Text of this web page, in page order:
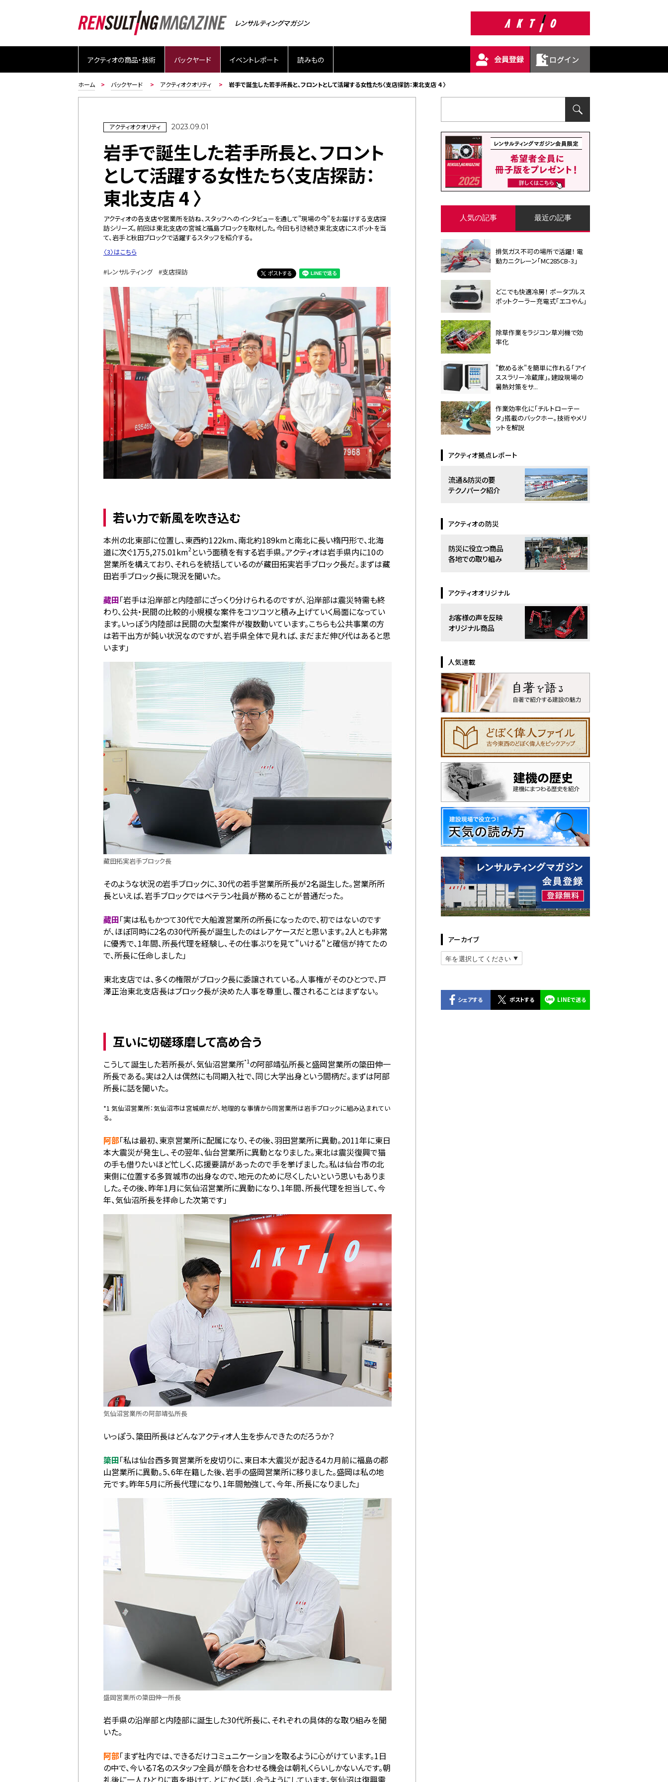
レンサルティングマガジン
アクティオの商品・技術 バックヤード イベントレポート 読みもの
ホーム バックヤード アクティオクオリティ 岩手で誕生した若手所長と、フロントとして活躍する女性たち〈支店探訪：東北支店 4 〉
アクティオクオリティ 2023.09.01
岩手で誕生した若手所長と、フロント
として活躍する女性たち〈支店探訪：
東北支店 4 〉
アクティオの各支店や営業所を訪ね、スタッフへのインタビューを通して"現場の今"をお届けする支店探
訪シリーズ。前回は東北支店の宮城と福島ブロックを取材した。今回も引き続き東北支店にスポットを当
て、岩手と秋田ブロックで活躍するスタッフを紹介する。
〈3〉はこちら
レンサルティング 支店探訪 ポストする
若い力で新風を吹き込む
本州の北東部に位置し、東西約122km、南北約189kmと南北に長い楕円形で、北海
道に次ぐ1万5,275.01km2という面積を有する岩手県。アクティオは岩手県内に10の
営業所を構えており、それらを統括しているのが藏田拓実岩手ブロック長だ。まずは藏
田岩手ブロック長に現況を聞いた。
藏田「岩手は沿岸部と内陸部にざっくり分けられるのですが、沿岸部は震災特需も終
わり、公共・民間の比較的小規模な案件をコツコツと積み上げていく局面になってい
ます。いっぽう内陸部は民間の大型案件が複数動いています。こちらも公共事業の方
は若干出方が鈍い状況なのですが、岩手県全体で見れば、まだまだ伸び代はあると思
います」
藏田拓実岩手ブロック長
そのような状況の岩手ブロックに、30代の若手営業所所長が2名誕生した。営業所所
長といえば、岩手ブロックではベテラン社員が務めることが普通だった。
藏田「実は私もかつて30代で大船渡営業所の所長になったので、初ではないのです
が、ほぼ同時に2名の30代所長が誕生したのはレアケースだと思います。2人とも非常
に優秀で、1年間、所長代理を経験し、その仕事ぶりを見て"いける"と確信が持てたの
で、所長に任命しました」
東北支店では、多くの権限がブロック長に委譲されている。人事権がそのひとつで、戸
澤正治東北支店長はブロック長が決めた人事を尊重し、覆されることはまずない。
互いに切磋琢磨して高め合う
こうして誕生した若所長が、気仙沼営業所*1の阿部靖弘所長と盛岡営業所の簗田伸一
所長である。実は2人は偶然にも同期入社で、同じ大学出身という間柄だ。まずは阿部
所長に話を聞いた。
*1 気仙沼営業所：気仙沼市は宮城県だが、地理的な事情から同営業所は岩手ブロックに組み込まれてい
る。
阿部「私は最初、東京営業所に配属になり、その後、羽田営業所に異動。2011年に東日
本大震災が発生し、その翌年、仙台営業所に異動となりました。東北は震災復興で猫
の手も借りたいほど忙しく、応援要請があったので手を挙げました。私は仙台市の北
東側に位置する多賀城市の出身なので、地元のために尽くしたいという思いもありま
した。その後、昨年1月に気仙沼営業所に異動になり、1年間、所長代理を担当して、今
年、気仙沼所長を拝命した次第です」
気仙沼営業所の阿部靖弘所長
いっぽう、簗田所長はどんなアクティオ人生を歩んできたのだろうか？
簗田「私は仙台西多賀営業所を皮切りに、東日本大震災が起きる4カ月前に福島の郡
山営業所に異動。5、6年在籍した後、岩手の盛岡営業所に移りました。盛岡は私の地
元です。昨年5月に所長代理になり、1年間勉強して、今年、所長になりました」
盛岡営業所の簗田伸一所長
岩手県の沿岸部と内陸部に誕生した30代所長に、それぞれの具体的な取り組みを聞
いた。
阿部「まず社内では、できるだけコミュニケーションを取るように心がけています。1日
の中で、今いる7名のスタッフ全員が顔を合わせる機会は朝礼くらいしかないんです。朝
礼後に一人ひとりに声を掛けて、とにかく話し合うようにしています。気仙沼は復興需
人気の記事 最近の記事
排気ガス不可の場所で活躍！ 電
動カニクレーン「MC285CB-3」
どこでも快適冷房！ ポータブルス
ポットクーラー充電式「エコやん」
除草作業をラジコン草刈機で効
率化
"飲める氷"を簡単に作れる「アイ
ススラリー冷蔵庫」。建設現場の
暑熱対策をサ...
作業効率化に「チルトローテー
タ」搭載のバックホー。技術やメリ
ットを解説
アクティオ拠点レポート
流通＆防災の要
テクノパーク紹介
アクティオの防災
防災に役立つ商品
各地での取り組み
アクティオオリジナル
お客様の声を反映
オリジナル商品
人気連載
アーカイブ
シェアする ポストする LINEで送る